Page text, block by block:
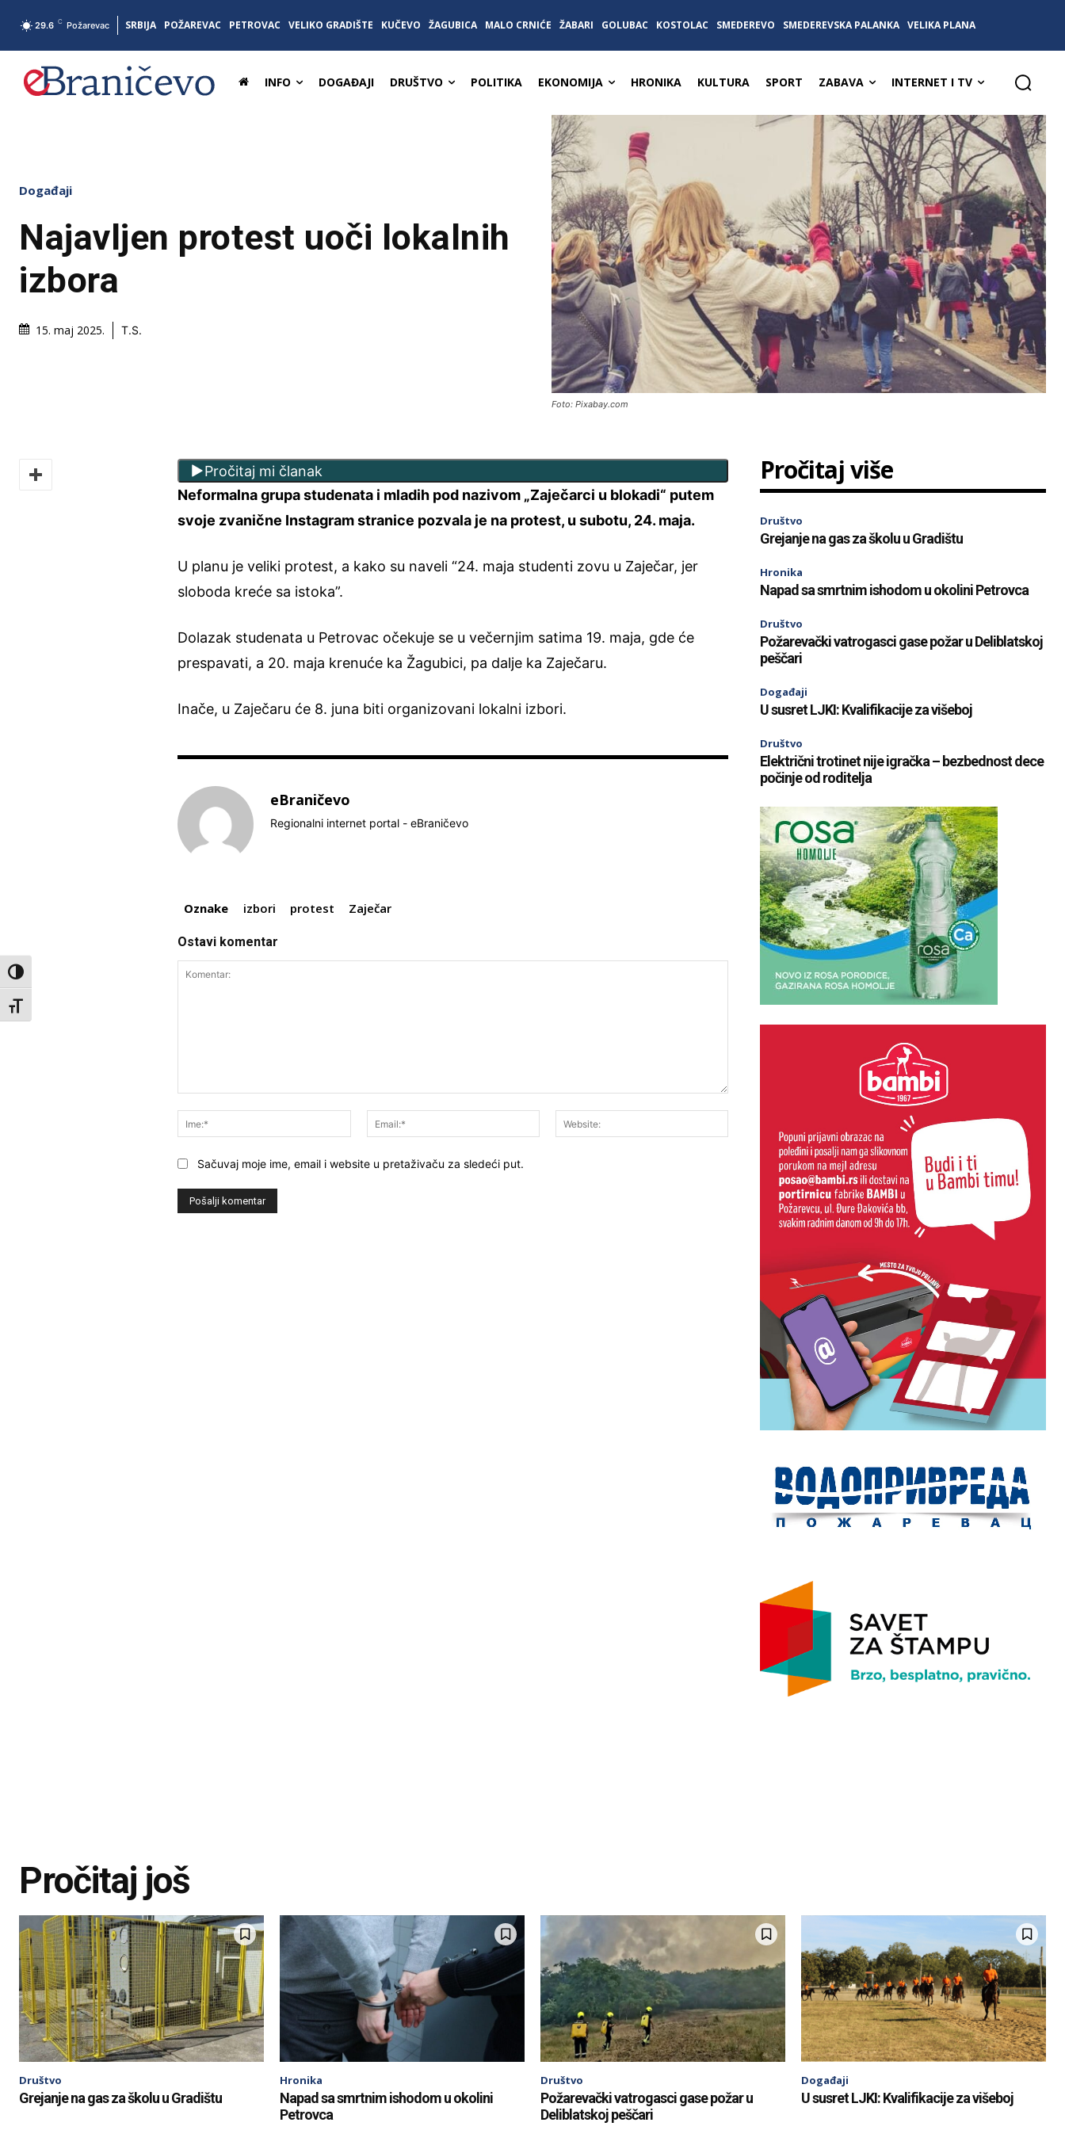
Toggle High Contrast
Toggle Font size
29.6 C Požarevac SRBIJA POŽAREVAC PETROVAC VELIKO GRADIŠTE KUČEVO ŽAGUBICA MALO CRNIĆE ŽABARI GOLUBAC KOSTOLAC SMEDEREVO SMEDEREVSKA PALANKA VELIKA PLANA
INFO DOGAĐAJI DRUŠTVO POLITIKA EKONOMIJA HRONIKA KULTURA SPORT ZABAVA INTERNET I TV
Događaji
Najavljen protest uoči lokalnih
izbora
15. maj 2025. T.S.
Foto: Pixabay.com
Pročitaj mi članak
Neformalna grupa studenata i mladih pod nazivom „Zaječarci u blokadi“ putem
svoje zvanične Instagram stranice pozvala je na protest, u subotu, 24. maja.
U planu je veliki protest, a kako su naveli “24. maja studenti zovu u Zaječar, jer
sloboda kreće sa istoka”.
Dolazak studenata u Petrovac očekuje se u večernjim satima 19. maja, gde će
prespavati, a 20. maja krenuće ka Žagubici, pa dalje ka Zaječaru.
Inače, u Zaječaru će 8. juna biti organizovani lokalni izbori.
eBraničevo
Regionalni internet portal - eBraničevo
Oznake izbori protest Zaječar
Ostavi komentar
Ime:*
Email:*
Sačuvaj moje ime, email i website u pretaživaču za sledeći put.
Pročitaj više
Društvo
Grejanje na gas za školu u Gradištu
Hronika
Napad sa smrtnim ishodom u okolini Petrovca
Društvo
Požarevački vatrogasci gase požar u Deliblatskoj
peščari
Događaji
U susret LJKI: Kvalifikacije za višeboj
Društvo
Električni trotinet nije igračka – bezbednost dece
počinje od roditelja
Pročitaj još
Društvo
Grejanje na gas za školu u Gradištu
Hronika
Napad sa smrtnim ishodom u okolini
Petrovca
Društvo
Požarevački vatrogasci gase požar u
Deliblatskoj peščari
Događaji
U susret LJKI: Kvalifikacije za višeboj